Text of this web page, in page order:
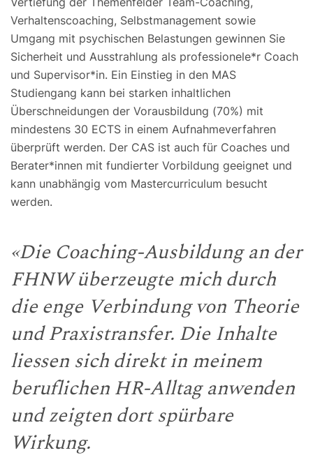
Verhaltenscoaching, Selbstmanagement sowie
Umgang mit psychischen Belastungen gewinnen Sie
Sicherheit und Ausstrahlung als professionele*r Coach
und Supervisor*in. Ein Einstieg in den MAS
Studiengang kann bei starken inhaltlichen
Überschneidungen der Vorausbildung (70%) mit
mindestens 30 ECTS in einem Aufnahmeverfahren
überprüft werden. Der CAS ist auch für Coaches und
Berater*innen mit fundierter Vorbildung geeignet und
kann unabhängig vom Mastercurriculum besucht
werden.
«Die Coaching-Ausbildung an der
FHNW überzeugte mich durch
die enge Verbindung von Theorie
und Praxistransfer. Die Inhalte
liessen sich direkt in meinem
beruflichen HR-Alltag anwenden
und zeigten dort spürbare
Wirkung.